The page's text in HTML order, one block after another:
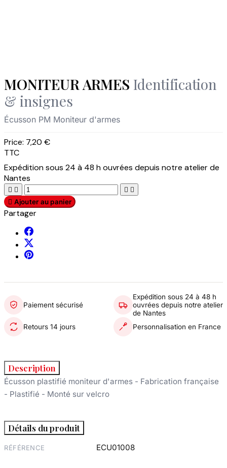
MONITEUR ARMES Identification
& insignes
Écusson PM Moniteur d'armes
Price: 7,20 €
TTC
Expédition sous 24 à 48 h ouvrées depuis notre atelier de
Nantes
   
 Ajouter au panier
Partager
Paiement sécurisé
Expédition sous 24 à 48 h
ouvrées depuis notre atelier
de Nantes
Retours 14 jours
Personnalisation en France
Description
Écusson plastifié moniteur d'armes - Fabrication française
- Plastifié - Monté sur velcro
Détails du produit
RÉFÉRENCE ECU01008